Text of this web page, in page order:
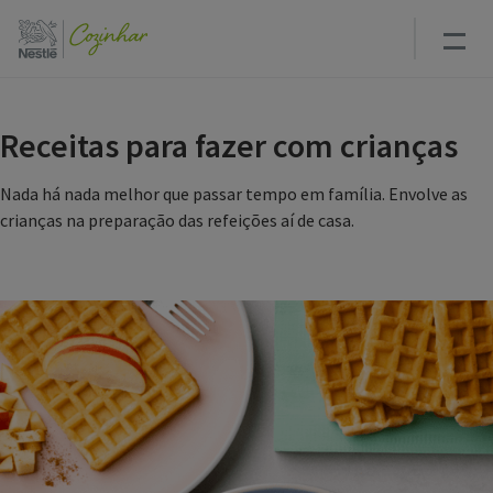
para
Receitas para fazer com crianças
Nada há nada melhor que passar tempo em família. Envolve as
crianças na preparação das refeições aí de casa.